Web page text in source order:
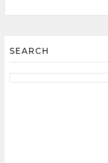
SEARCH